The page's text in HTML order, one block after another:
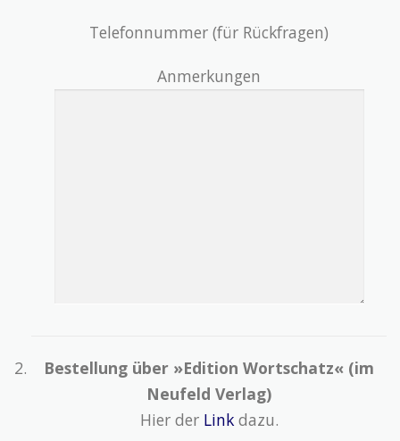
Telefonnummer (für Rückfragen)
Anmerkungen
Bestellung über »Edition Wortschatz« (im
Neufeld Verlag)
Hier der Linkdazu.